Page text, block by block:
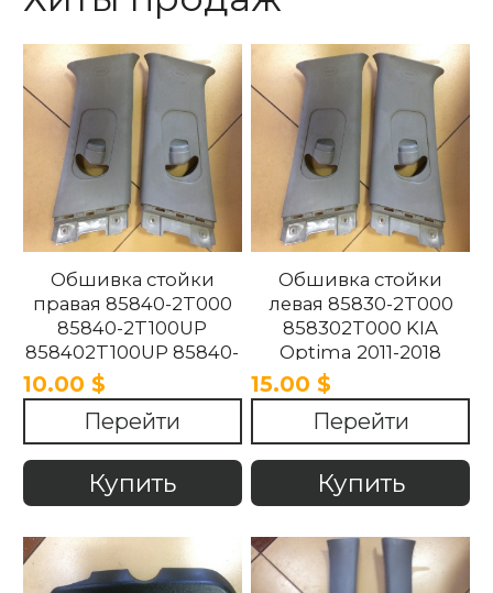
Обшивка стойки
правая 85840-2T000
85840-2T100UP
858402T100UP 85840-
2T100UP KIA Optima
2011-2018
10.00 $
Перейти
Купить
Обшивка стойки
левая 85830-2T000
858302T000 KIA
Optima 2011-2018
15.00 $
Перейти
Купить